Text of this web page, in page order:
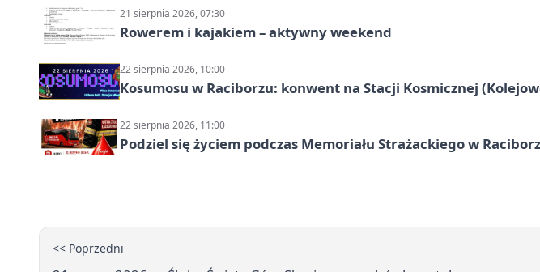
21 sierpnia 2026, 07:30
Rowerem i kajakiem – aktywny weekend
22 sierpnia 2026, 10:00
Kosumosu w Raciborzu: konwent na Stacji Kosmicznej
22 sierpnia 2026, 11:00
Podziel się życiem podczas Memoriału Strażackiego w
<< Poprzedni